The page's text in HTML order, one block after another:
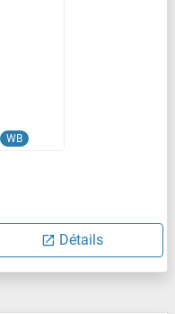
WB
Détails